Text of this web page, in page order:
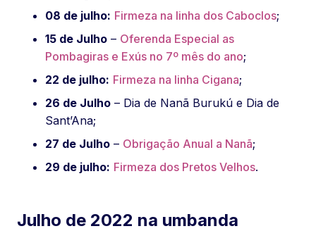
08 de julho: Firmeza na linha dos Caboclos;
15 de Julho – Oferenda Especial as
Pombagiras e Exús no 7º mês do ano;
22 de julho: Firmeza na linha Cigana;
26 de Julho – Dia de Nanã Burukú e Dia de
Sant’Ana;
27 de Julho – Obrigação Anual a Nanã;
29 de julho: Firmeza dos Pretos Velhos.
Julho de 2022 na umbanda